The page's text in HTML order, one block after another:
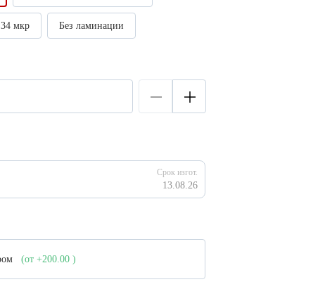
мкр Без ламинации
Срок изгот.
13.08.26
(от +200.00 )